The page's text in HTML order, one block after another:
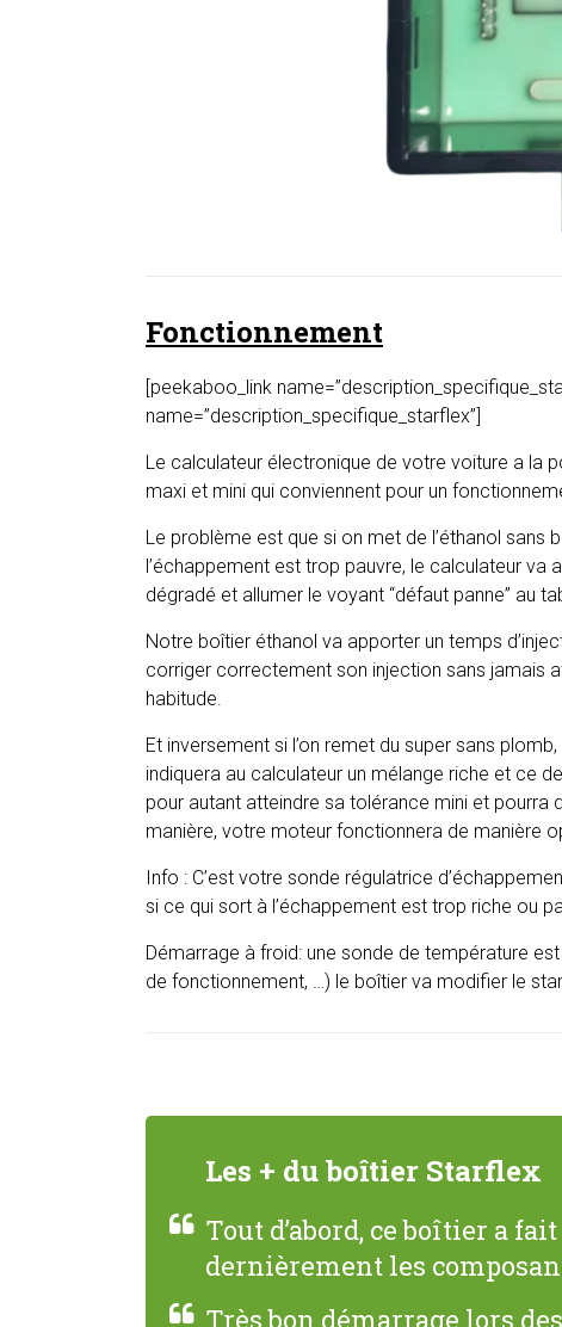
Fonctionnement
[peekaboo_link
name=”description_specifique_starflex”]
Le calculateur électronique de votre voiture a la
maxi et mini qui conviennent pour un
Le problème est que si on met de l’éthanol
l’échappement est trop pauvre, le calculateur
dégradé et allumer le voyant “défaut panne” au
Notre boîtier éthanol va apporter un temps
corriger correctement son injection sans jamais
habitude.
Et inversement si l’on remet du super sans
indiquera au calculateur un mélange riche et ce
pour autant atteindre sa tolérance mini et pourra
manière, votre moteur fonctionnera de manière
Info : C’est votre sonde régulatrice
si ce qui sort à l’échappement est trop riche ou
Démarrage à froid: une sonde de température
de fonctionnement, …) le boîtier va modifier le
Les + du boîtier Starflex
Tout d’abord, ce boîtier a
dernièrement les
Très bon démarrage lors